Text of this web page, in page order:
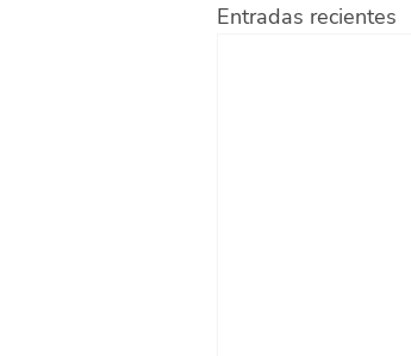
Entradas recientes